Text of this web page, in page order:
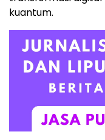
kuantum.